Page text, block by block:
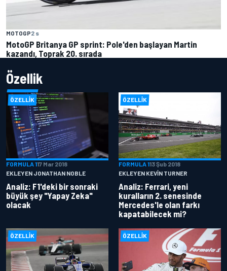
MOTOGP2 s
MotoGP Britanya GP sprint: Pole'den başlayan Martin
kazandı, Toprak 20. sırada
Özellik
ÖZELLIK
FORMULA 117 Mar 2018
EKLEYEN JONATHAN NOBLE
Analiz: F1'deki bir sonraki
büyük şey "Yapay Zeka"
olacak
ÖZELLIK
FORMULA 113 Şub 2018
EKLEYEN KEVIN TURNER
Analiz: Ferrari, yeni
kuralların 2. senesinde
Mercedes'le olan farkı
kapatabilecek mi?
ÖZELLIK ÖZELLIK